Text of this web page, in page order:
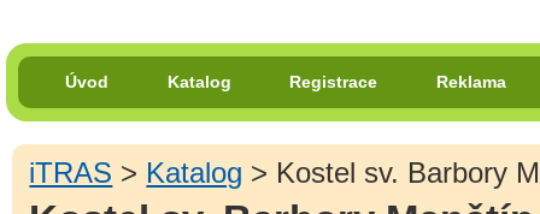
Úvod Katalog Registrace Reklama
iTRAS > Katalog > Kostel sv. Barbory